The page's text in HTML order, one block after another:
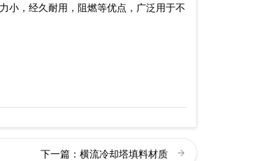
小，经久耐用，阻燃等优点，广泛用于不
下一篇： 横流冷却塔填料材质